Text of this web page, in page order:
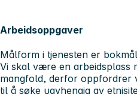
Arbeidsoppgaver
Målform i tjenesten er
Vi skal være en arbeidsplass
mangfold, derfor oppfordrer
til å søke uavhengig av